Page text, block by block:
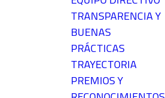
TRANSPARENCIA Y
BUENAS
PRÁCTICAS
TRAYECTORIA
PREMIOS Y